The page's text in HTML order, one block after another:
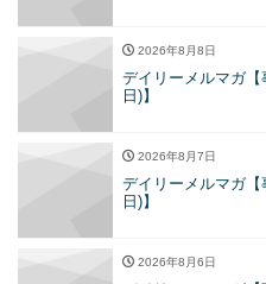
2026年8月8日
デイリーメルマガ
日)】
2026年8月7日
デイリーメルマガ
日)】
2026年8月6日